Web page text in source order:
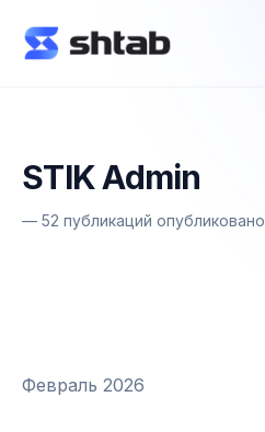
содержимому
STIK Admin
— 52 публикаций опубликовано
Февраль 2026